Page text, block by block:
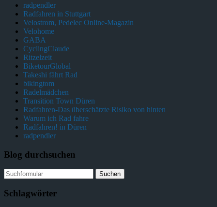
radpendler
Radfahren in Stuttgart
Velostrom, Pedelec Online-Magazin
Velohome
GABA
CyclingClaude
Ritzelzeit
BiketourGlobal
Takeshi fährt Rad
bikingtom
Radelmädchen
Transition Town Düren
Radfahren-Das überschätzte Risiko von hinten
Warum ich Rad fahre
Radfahren! in Düren
radpendler
Blog durchsuchen
Schlagwörter